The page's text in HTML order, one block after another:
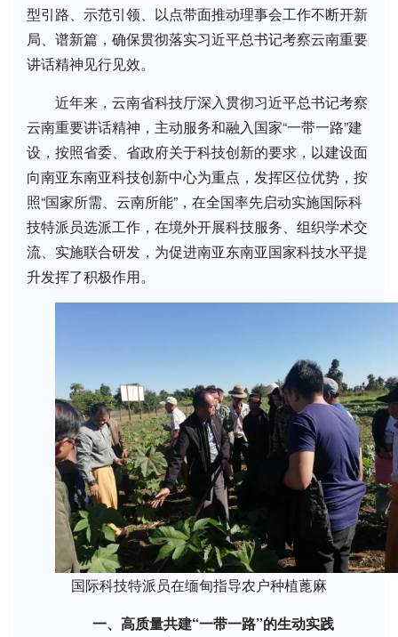
型引路、示范引领、以点带面推动理事会工作不断开新
局、谱新篇，确保贯彻落实习近平总书记考察云南重要
讲话精神见行见效。
近年来，云南省科技厅深入贯彻习近平总书记考察
云南重要讲话精神，主动服务和融入国家“一带一路”建
设，按照省委、省政府关于科技创新的要求，以建设面
向南亚东南亚科技创新中心为重点，发挥区位优势，按
照“国家所需、云南所能”，在全国率先启动实施国际科
技特派员选派工作，在境外开展科技服务、组织学术交
流、实施联合研发，为促进南亚东南亚国家科技水平提
升发挥了积极作用。
国际科技特派员在缅甸指导农户种植蓖麻
一、高质量共建“一带一路”的生动实践